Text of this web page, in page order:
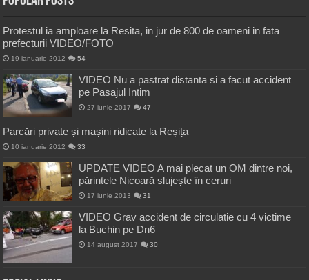
Protestul ia amploare la Resita, in jur de 800 de oameni in fata
prefecturii VIDEO/FOTO
19 ianuarie 2012 54
VIDEO Nu a pastrat distanta si a facut accident
pe Pasajul Intim
27 iunie 2017 47
Parcări private și mașini ridicate la Reșița
10 ianuarie 2012 33
UPDATE VIDEO A mai plecat un OM dintre noi,
părintele Nicoară slujește în ceruri
17 iunie 2013 31
VIDEO Grav accident de circulatie cu 4 victime
la Buchin pe Dn6
14 august 2017 30